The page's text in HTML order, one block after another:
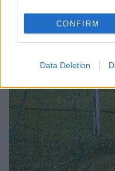
CONFIRM
Data Deletion